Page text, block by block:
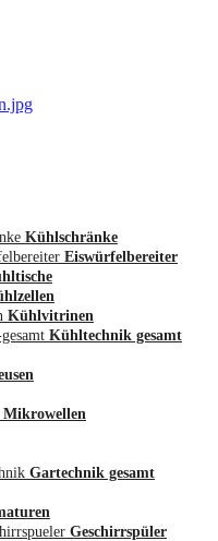
Kühlschränke
Eiswürfelbereiter
Kühlvitrinen
Kühltechnik gesamt
Mikrowellen
Gartechnik gesamt
Geschirrspüler